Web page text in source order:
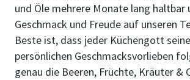
und Öle mehrere Monate lang haltbar
Geschmack und Freude auf unseren
Beste ist, dass jeder Küchengott
persönlichen Geschmacksvorlieben
genau die Beeren, Früchte, Kräuter &